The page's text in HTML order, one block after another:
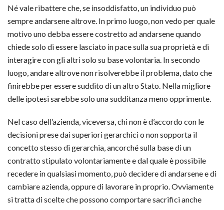
Né vale ribattere che, se insoddisfatto, un individuo può
sempre andarsene altrove. In primo luogo, non vedo per quale
motivo uno debba essere costretto ad andarsene quando
chiede solo di essere lasciato in pace sulla sua proprietà e di
interagire con gli altri solo su base volontaria. In secondo
luogo, andare altrove non risolverebbe il problema, dato che
finirebbe per essere suddito di un altro Stato. Nella migliore
delle ipotesi sarebbe solo una sudditanza meno opprimente.
Nel caso dell’azienda, viceversa, chi non è d’accordo con le
decisioni prese dai superiori gerarchici o non sopporta il
concetto stesso di gerarchia, ancorché sulla base di un
contratto stipulato volontariamente e dal quale è possibile
recedere in qualsiasi momento, può decidere di andarsene e di
cambiare azienda, oppure di lavorare in proprio. Ovviamente
si tratta di scelte che possono comportare sacrifici anche